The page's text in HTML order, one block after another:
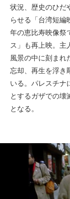
状況、歴史のひだ
らせる「台湾短編
年の恵比寿映像祭
ス」も再上映。主
風景の中に刻まれ
忘却、再生を浮き
いる。パレスチナ
とするガザでの壊
となる。